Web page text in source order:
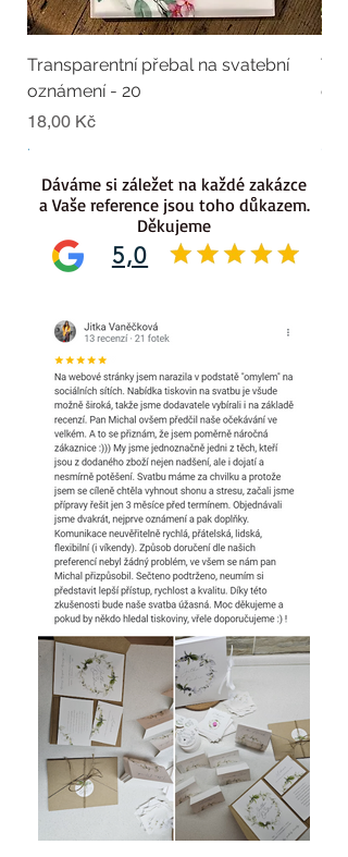
Transparentní přebal na svatební
oznámení - 20
Cena
18,00 Kč
.
5,0
Dáváme si záležet na každé zakázce
a Vaše reference jsou toho důkazem.
Děkujeme